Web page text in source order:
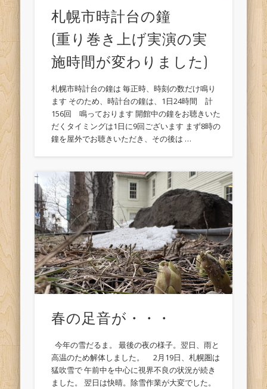
札幌市時計台の鐘
(重り巻き上げ実演の実
施時間が変わりました)
札幌市時計台の鐘は 毎正時、時刻の数だけ鳴り
ます そのため、時計台の鐘は、1日24時間 計
156回 鳴っております 開館中の鐘をお聴きいた
だくタイミングは1日に9回ございます まず8時の
鐘を屋外でお聴きいただき、その後は …
春の足音が・・・
今年の雪だるま。 最後の夜の様子。翌日、雨と
高温のため解体しました。 2月19日、札幌圏は
猛吹雪で 午前中を中心に視界不良の状況が続き
ました。 翌日は快晴。除雪作業が大変でした。